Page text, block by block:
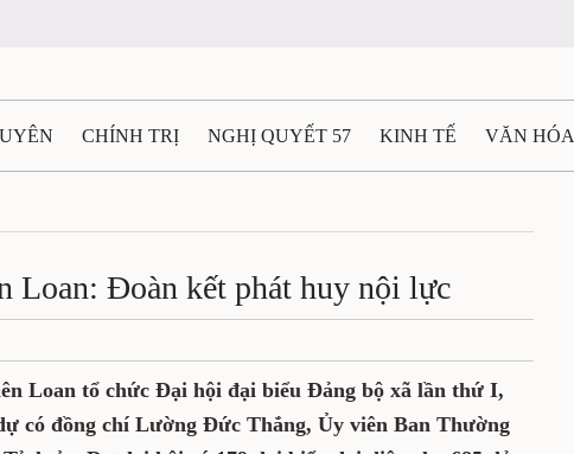
CHÍNH TRỊ NGHỊ QUYẾT 57 KINH TẾ VĂN HÓA
TÀI NGUYÊN - MÔI TRƯỜNG THỂ THAO
NGHỆ THÁI NGUYÊN
Loan: Đoàn kết phát huy nội lực
Loan tổ chức Đại hội đại biểu Đảng bộ xã lần thứ I,
có đồng chí Lường Đức Thắng, Ủy viên Ban Thường